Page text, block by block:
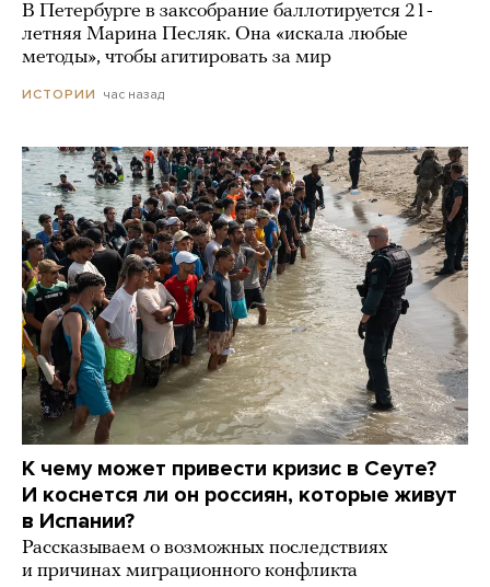
В Петербурге в заксобрание баллотируется 21-
летняя Марина Песляк. Она «искала любые
методы», чтобы агитировать за мир
ИСТОРИИ час назад
К чему может привести кризис в Сеуте?
И коснется ли он россиян, которые живут
в Испании?
Рассказываем о возможных последствиях
и причинах миграционного конфликта